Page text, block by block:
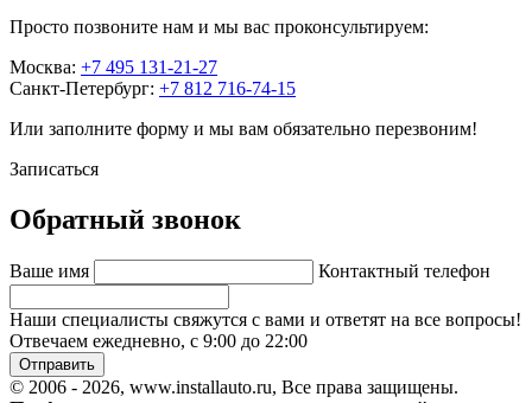
Просто позвоните нам и мы вас проконсультируем:
Москва: +7 495 131-21-27
Санкт-Петербург: +7 812 716-74-15
Или заполните форму и мы вам обязательно перезвоним!
Записаться
Обратный звонок
Ваше имя Контактный телефон
Наши специалисты свяжутся с вами и ответят на все вопросы!
Отвечаем ежедневно, с 9:00 до 22:00
Отправить
© 2006 - 2026, www.installauto.ru, Все права защищены.